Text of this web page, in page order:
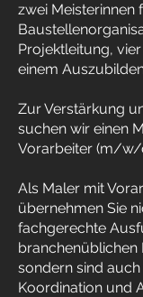
zwei Meisterinnen
Projektleitung,
einem
Zur Verstärkung
suchen wir einen
Vorarbeiter (m/w/
Als Maler mit
übernehmen Sie
fachgerechte
branchenüblichen
sondern sind
Koordination und